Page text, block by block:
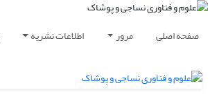
صفحه اصلی مرور اطلاعات نشریه